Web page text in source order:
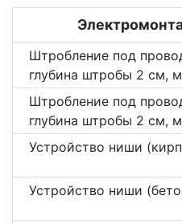
Штробление под
глубина штробы 2 см,
Штробление под
глубина штробы 2 см,
Устройство ниши
Устройство ниши